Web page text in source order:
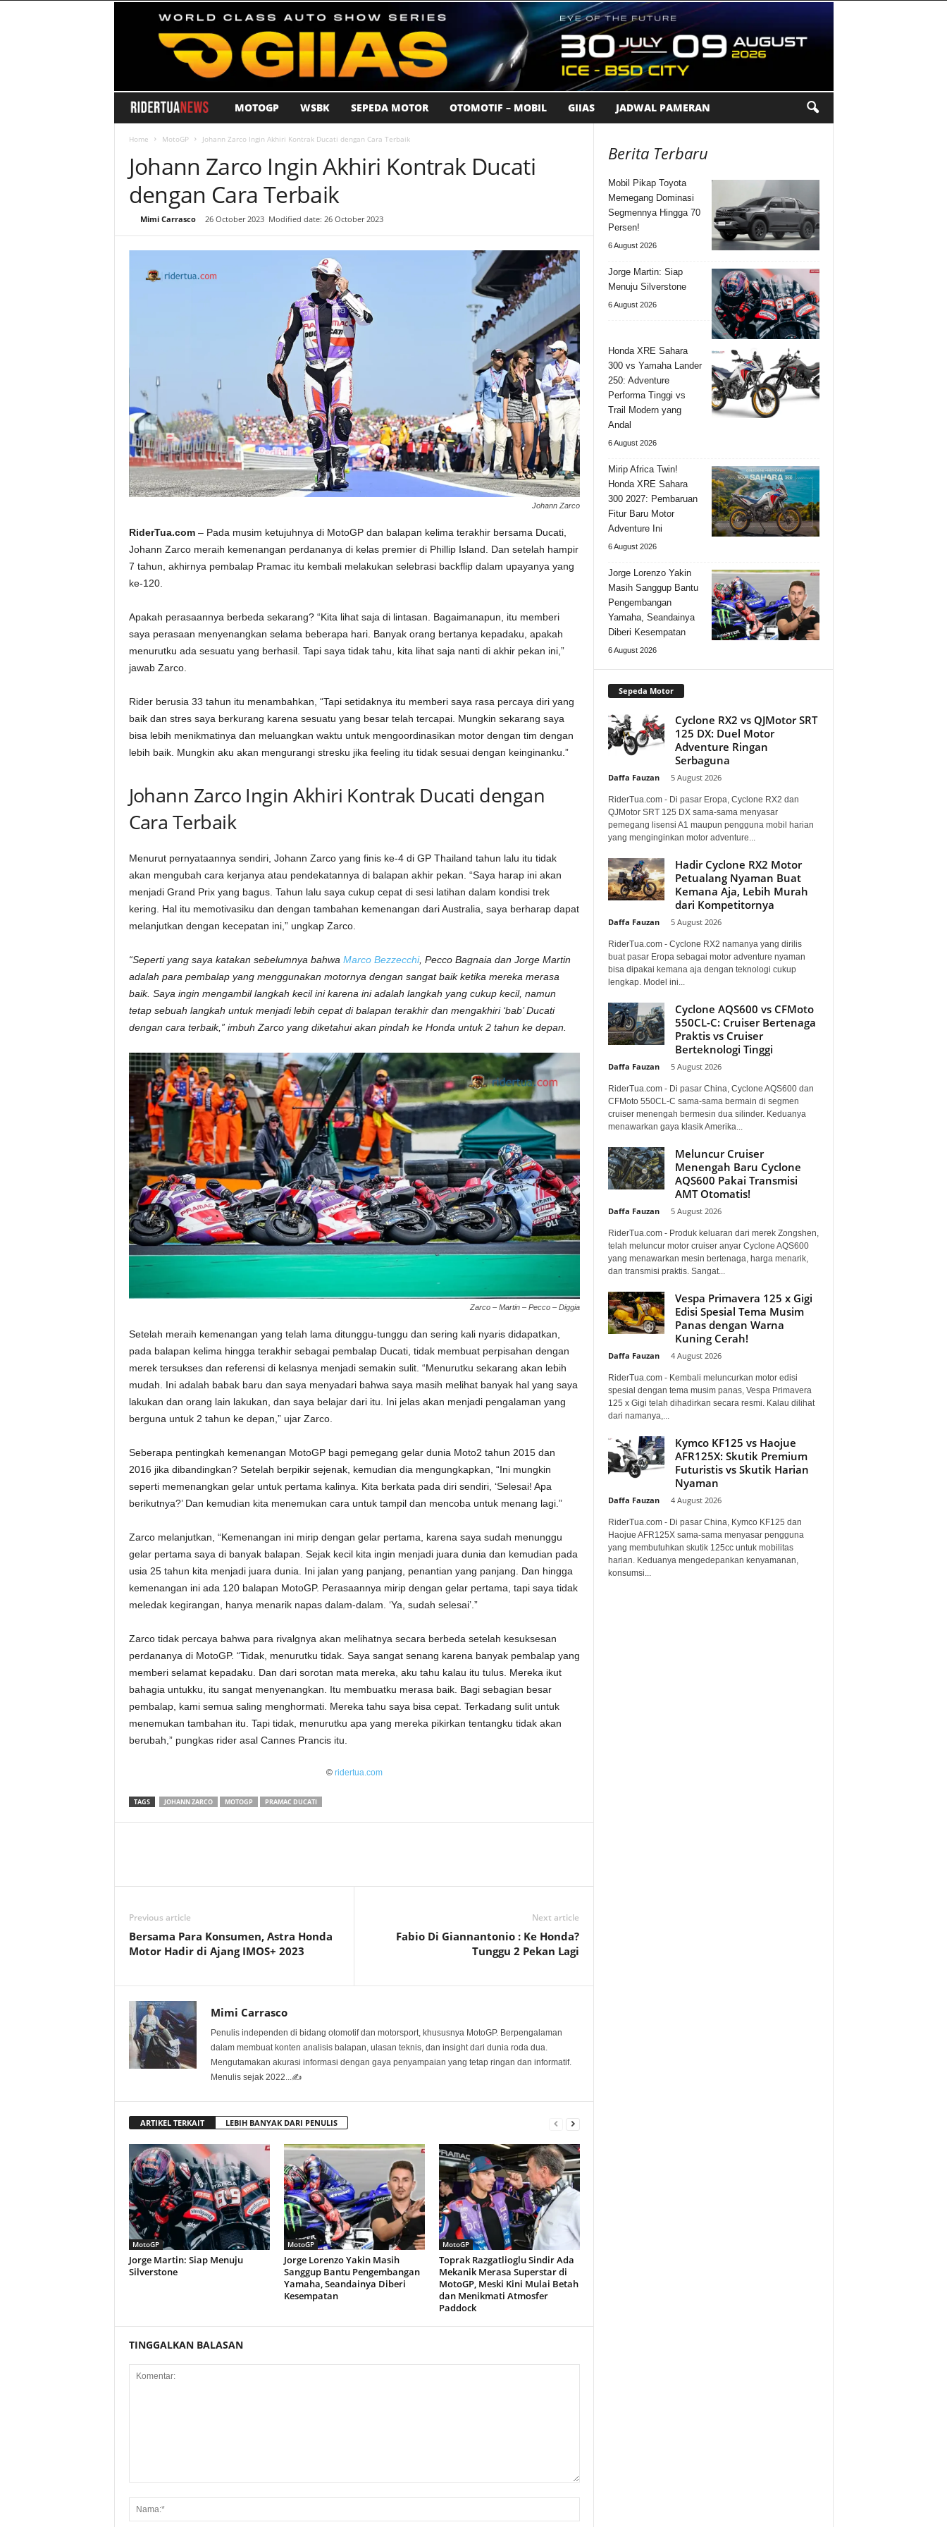
i
d
e
m
MOTOGP WSBK SEPEDA MOTOR OTOMOTIF – MOBIL GIIAS JADWAL PAMERAN
Home MotoGP Johann Zarco Ingin Akhiri Kontrak Ducati dengan Cara Terbaik
Johann Zarco Ingin Akhiri Kontrak Ducati
dengan Cara Terbaik
Mimi Carrasco- 26 October 2023 Modified date: 26 October 2023
Johann Zarco
RiderTua.com– Pada musim ketujuhnya di MotoGP dan balapan kelima terakhir bersama Ducati,
Johann Zarco meraih kemenangan perdananya di kelas premier di Phillip Island. Dan setelah hampir
7 tahun, akhirnya pembalap Pramac itu kembali melakukan selebrasi backflip dalam upayanya yang
ke-120.
Apakah perasaannya berbeda sekarang? “Kita lihat saja di lintasan. Bagaimanapun, itu memberi
saya perasaan menyenangkan selama beberapa hari. Banyak orang bertanya kepadaku, apakah
menurutku ada sesuatu yang berhasil. Tapi saya tidak tahu, kita lihat saja nanti di akhir pekan ini,”
jawab Zarco.
Rider berusia 33 tahun itu menambahkan, “Tapi setidaknya itu memberi saya rasa percaya diri yang
baik dan stres saya berkurang karena sesuatu yang besar telah tercapai. Mungkin sekarang saya
bisa lebih menikmatinya dan meluangkan waktu untuk mengoordinasikan motor dengan tim dengan
lebih baik. Mungkin aku akan mengurangi stresku jika feeling itu tidak sesuai dengan keinginanku.”
Johann Zarco Ingin Akhiri Kontrak Ducati dengan
Cara Terbaik
Menurut pernyataannya sendiri, Johann Zarco yang finis ke-4 di GP Thailand tahun lalu itu tidak
akan mengubah cara kerjanya atau pendekatannya di balapan akhir pekan. “Saya harap ini akan
menjadi Grand Prix yang bagus. Tahun lalu saya cukup cepat di sesi latihan dalam kondisi trek
kering. Hal itu memotivasiku dan dengan tambahan kemenangan dari Australia, saya berharap dapat
melanjutkan dengan kecepatan ini,” ungkap Zarco.
“Seperti yang saya katakan sebelumnya bahwa Marco Bezzecchi, Pecco Bagnaia dan Jorge Martin
adalah para pembalap yang menggunakan motornya dengan sangat baik ketika mereka merasa
baik. Saya ingin mengambil langkah kecil ini karena ini adalah langkah yang cukup kecil, namun
tetap sebuah langkah untuk menjadi lebih cepat di balapan terakhir dan mengakhiri ‘bab’ Ducati
dengan cara terbaik,” imbuh Zarco yang diketahui akan pindah ke Honda untuk 2 tahun ke depan.
Zarco – Martin – Pecco – Diggia
Setelah meraih kemenangan yang telah lama ditunggu-tunggu dan sering kali nyaris didapatkan,
pada balapan kelima hingga terakhir sebagai pembalap Ducati, tidak membuat perpisahan dengan
merek tersukses dan referensi di kelasnya menjadi semakin sulit. “Menurutku sekarang akan lebih
mudah. Ini adalah babak baru dan saya menyadari bahwa saya masih melihat banyak hal yang saya
lakukan dan orang lain lakukan, dan saya belajar dari itu. Ini jelas akan menjadi pengalaman yang
berguna untuk 2 tahun ke depan,” ujar Zarco.
Seberapa pentingkah kemenangan MotoGP bagi pemegang gelar dunia Moto2 tahun 2015 dan
2016 jika dibandingkan? Setelah berpikir sejenak, kemudian dia mengungkapkan, “Ini mungkin
seperti memenangkan gelar untuk pertama kalinya. Kita berkata pada diri sendiri, ‘Selesai! Apa
berikutnya?’ Dan kemudian kita menemukan cara untuk tampil dan mencoba untuk menang lagi.”
Zarco melanjutkan, “Kemenangan ini mirip dengan gelar pertama, karena saya sudah menunggu
gelar pertama saya di banyak balapan. Sejak kecil kita ingin menjadi juara dunia dan kemudian pada
usia 25 tahun kita menjadi juara dunia. Ini jalan yang panjang, penantian yang panjang. Dan hingga
kemenangan ini ada 120 balapan MotoGP. Perasaannya mirip dengan gelar pertama, tapi saya tidak
meledak kegirangan, hanya menarik napas dalam-dalam. ‘Ya, sudah selesai’.”
Zarco tidak percaya bahwa para rivalgnya akan melihatnya secara berbeda setelah kesuksesan
perdananya di MotoGP. “Tidak, menurutku tidak. Saya sangat senang karena banyak pembalap yang
memberi selamat kepadaku. Dan dari sorotan mata mereka, aku tahu kalau itu tulus. Mereka ikut
bahagia untukku, itu sangat menyenangkan. Itu membuatku merasa baik. Bagi sebagian besar
pembalap, kami semua saling menghormati. Mereka tahu saya bisa cepat. Terkadang sulit untuk
menemukan tambahan itu. Tapi tidak, menurutku apa yang mereka pikirkan tentangku tidak akan
berubah,” pungkas rider asal Cannes Prancis itu.
© ridertua.com
TAGS JOHANN ZARCO MOTOGP PRAMAC DUCATI
Previous article
Bersama Para Konsumen, Astra Honda
Motor Hadir di Ajang IMOS+ 2023
Next article
Fabio Di Giannantonio : Ke Honda?
Tunggu 2 Pekan Lagi
Mimi Carrasco
Penulis independen di bidang otomotif dan motorsport, khususnya MotoGP. Berpengalaman
dalam membuat konten analisis balapan, ulasan teknis, dan insight dari dunia roda dua.
Mengutamakan akurasi informasi dengan gaya penyampaian yang tetap ringan dan informatif.
Menulis sejak 2022...✍️
ARTIKEL TERKAIT LEBIH BANYAK DARI PENULIS
MotoGP
Jorge Martin: Siap Menuju
Silverstone
MotoGP
Jorge Lorenzo Yakin Masih
Sanggup Bantu Pengembangan
Yamaha, Seandainya Diberi
Kesempatan
MotoGP
Toprak Razgatlioglu Sindir Ada
Mekanik Merasa Superstar di
MotoGP, Meski Kini Mulai Betah
dan Menikmati Atmosfer
Paddock
TINGGALKAN BALASAN
Berita Terbaru
Mobil Pikap Toyota
Memegang Dominasi
Segmennya Hingga 70
Persen!
6 August 2026
Jorge Martin: Siap
Menuju Silverstone
6 August 2026
Honda XRE Sahara
300 vs Yamaha Lander
250: Adventure
Performa Tinggi vs
Trail Modern yang
Andal
6 August 2026
Mirip Africa Twin!
Honda XRE Sahara
300 2027: Pembaruan
Fitur Baru Motor
Adventure Ini
6 August 2026
Jorge Lorenzo Yakin
Masih Sanggup Bantu
Pengembangan
Yamaha, Seandainya
Diberi Kesempatan
6 August 2026
Sepeda Motor
Cyclone RX2 vs QJMotor SRT
125 DX: Duel Motor
Adventure Ringan
Serbaguna
Daffa Fauzan 5 August 2026
RiderTua.com - Di pasar Eropa, Cyclone RX2 dan
QJMotor SRT 125 DX sama-sama menyasar
pemegang lisensi A1 maupun pengguna mobil harian
yang menginginkan motor adventure...
Hadir Cyclone RX2 Motor
Petualang Nyaman Buat
Kemana Aja, Lebih Murah
dari Kompetitornya
Daffa Fauzan 5 August 2026
RiderTua.com - Cyclone RX2 namanya yang dirilis
buat pasar Eropa sebagai motor adventure nyaman
bisa dipakai kemana aja dengan teknologi cukup
lengkap. Model ini...
Cyclone AQS600 vs CFMoto
550CL-C: Cruiser Bertenaga
Praktis vs Cruiser
Berteknologi Tinggi
Daffa Fauzan 5 August 2026
RiderTua.com - Di pasar China, Cyclone AQS600 dan
CFMoto 550CL-C sama-sama bermain di segmen
cruiser menengah bermesin dua silinder. Keduanya
menawarkan gaya klasik Amerika...
Meluncur Cruiser
Menengah Baru Cyclone
AQS600 Pakai Transmisi
AMT Otomatis!
Daffa Fauzan 5 August 2026
RiderTua.com - Produk keluaran dari merek Zongshen,
telah meluncur motor cruiser anyar Cyclone AQS600
yang menawarkan mesin bertenaga, harga menarik,
dan transmisi praktis. Sangat...
Vespa Primavera 125 x Gigi
Edisi Spesial Tema Musim
Panas dengan Warna
Kuning Cerah!
Daffa Fauzan 4 August 2026
RiderTua.com - Kembali meluncurkan motor edisi
spesial dengan tema musim panas, Vespa Primavera
125 x Gigi telah dihadirkan secara resmi. Kalau dilihat
dari namanya,...
Kymco KF125 vs Haojue
AFR125X: Skutik Premium
Futuristis vs Skutik Harian
Nyaman
Daffa Fauzan 4 August 2026
RiderTua.com - Di pasar China, Kymco KF125 dan
Haojue AFR125X sama-sama menyasar pengguna
yang membutuhkan skutik 125cc untuk mobilitas
harian. Keduanya mengedepankan kenyamanan,
konsumsi...